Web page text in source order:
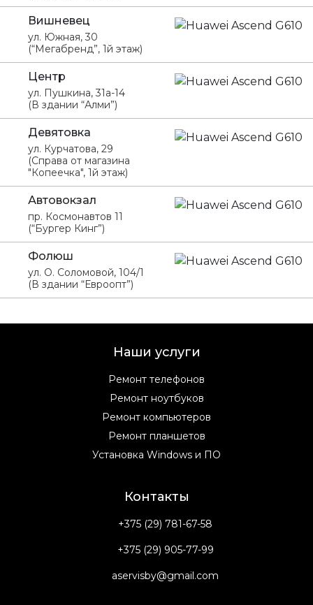
Вишневец
ул. Южная, 30
(“Мегабренд”, 1й этаж)
Центр
ул. Пушкина, 31а-14
(В здании “Алми”)
Девятовка
ул. Курчатова, 29
(Справа от магазина
"Копеечка", 1й этаж)
Автовокзал
пр. Космонавтов 11
(“Бургер Кинг”)
Фолюш
ул. О. Соломовой, 104/1
(В здании “Евроопт”)
Наши услуги
Ремонт телефонов
Ремонт ноутбуков
Ремонт компьютеров
Ремонт планшетов
Установка Windows и ПО
Контакты
+375 (29) 781-67-58
+375 (29) 905-77-99
aservisby@gmail.com